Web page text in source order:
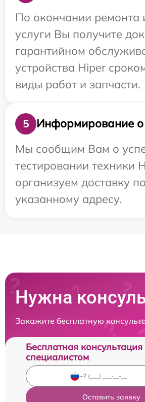
По окончании ремонта
услуги Вы получите
гарантийном
устройства Hiper
виды работ и запчасти.
5
Информирование о
Мы сообщим Вам о
тестировании техники
организуем доставку по
указанному адресу.
Нужна
Закажите бесплатную
Бесплатная консультация
специалистом
Оставить заявку